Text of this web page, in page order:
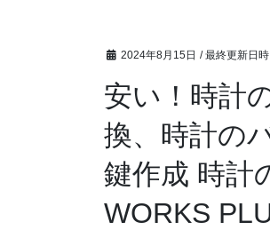
2024年8月15日 / 最終更新日
安い！時計
換、時計の
鍵作成 時計
WORKS